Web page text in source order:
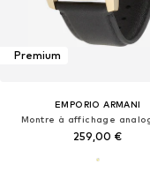
Premium
EMPORIO ARMANI
Montre à affichage
259,00 €